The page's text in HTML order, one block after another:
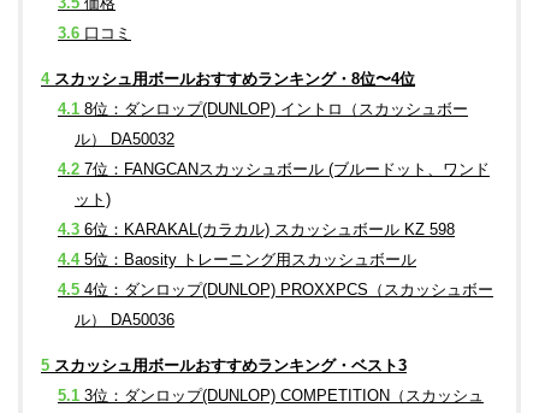
3.6 口コミ
4スカッシュ用ボールおすすめランキング・8位〜4位
4.1 8位：ダンロップ(DUNLOP) イントロ（スカッシュボー
ル） DA50032
4.2 7位：FANGCANスカッシュボール (ブルードット、ワンド
ット)
4.3 6位：KARAKAL(カラカル) スカッシュボール KZ 598
4.45位：Baosity トレーニング用スカッシュボール
4.5 4位：ダンロップ(DUNLOP) PROXXPCS（スカッシュボー
ル） DA50036
5 スカッシュ用ボールおすすめランキング・ベスト3
5.1 3位：ダンロップ(DUNLOP) COMPETITION（スカッシュ